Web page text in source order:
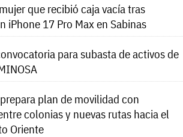
que recibió caja vacía tras
iPhone 17 Pro Max en Sabinas
para subasta de activos de
plan de movilidad con
colonias y nuevas rutas hacia el
Oriente